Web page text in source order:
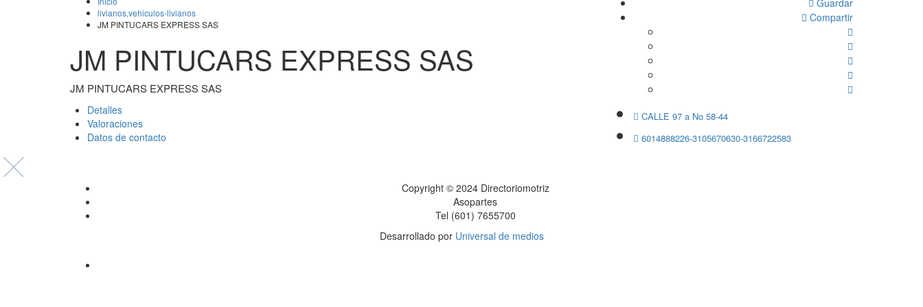
livianos,vehiculos-livianos
JM PINTUCARS EXPRESS SAS
JM PINTUCARS EXPRESS SAS
JM PINTUCARS EXPRESS SAS
Compartir
Detalles
Valoraciones
Datos de contacto
CALLE 97 a No 58-44
6014888226-3105670630-3166722583
Copyright © 2024 Directoriomotriz
Asopartes
Tel (601) 7655700
Desarrollado por Universal de medios